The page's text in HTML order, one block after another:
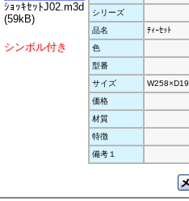
ｼｮｯｷｾｯﾄJ02.m3d
(59kB)
シンボル付き
シリーズ
品名
ﾃｨｰｾｯﾄ
色
型番
サイズ
価格
材質
特徴
備考１